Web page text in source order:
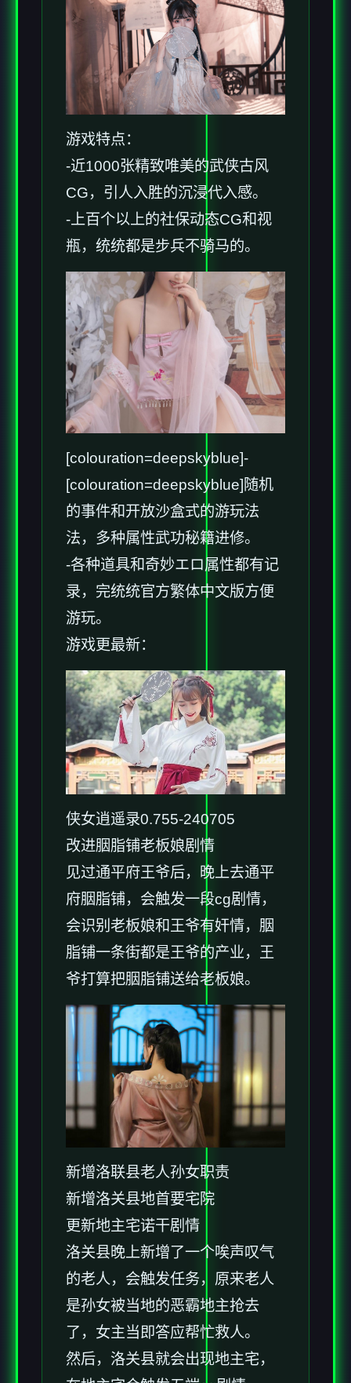
游戏特点：
-近1000张精致唯美的武侠古风
CG，引人入胜的沉浸代入感。
-上百个以上的社保动态CG和视
瓶，统统都是步兵不骑马的。
[colouration=deepskyblue]-
[colouration=deepskyblue]随机
的事件和开放沙盒式的游玩法
法，多种属性武功秘籍进修。
-各种道具和奇妙エロ属性都有记
录，完统统官方繁体中文版方便
游玩。
游戏更最新：
侠女逍遥录0.755-240705
改进胭脂铺老板娘剧情
见过通平府王爷后，晚上去通平
府胭脂铺，会触发一段cg剧情，
会识别老板娘和王爷有奸情，胭
脂铺一条街都是王爷的产业，王
爷打算把胭脂铺送给老板娘。
新增洛联县老人孙女职责
新增洛关县地首要宅院
更新地主宅诺干剧情
洛关县晚上新增了一个唉声叹气
的老人，会触发任务，原来老人
是孙女被当地的恶霸地主抢去
了，女主当即答应帮忙救人。
然后，洛关县就会出现地主宅，